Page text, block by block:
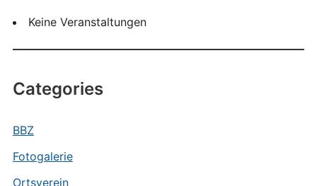
Keine Veranstaltungen
Categories
BBZ
Fotogalerie
Ortsverein